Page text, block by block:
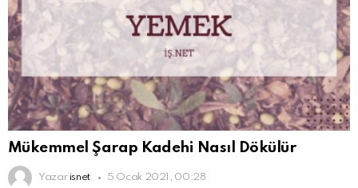
Mükemmel Şarap Kadehi Nasıl Dökülür
Yazar isnet 5 Ocak 2021, 00:28